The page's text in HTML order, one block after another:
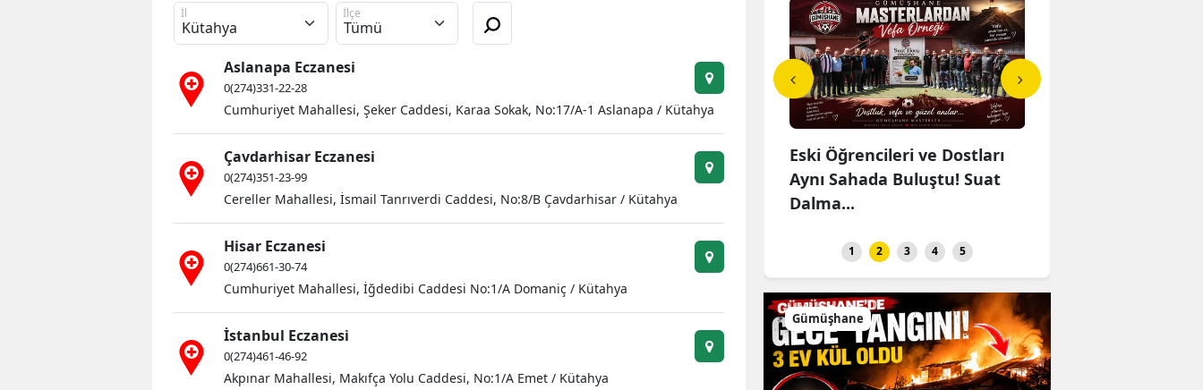
Bolu
Bursa
Çanakkale
Çorum
İl İlçe
Aslanapa Eczanesi
0(274)331-22-28
Cumhuriyet Mahallesi, Şeker Caddesi, Karaa Sokak, No:17/A-1 Aslanapa / Kütahya
Çavdarhisar Eczanesi
0(274)351-23-99
Cereller Mahallesi, İsmail Tanrıverdi Caddesi, No:8/B Çavdarhisar / Kütahya
Hisar Eczanesi
0(274)661-30-74
Cumhuriyet Mahallesi, İğdedibi Caddesi No:1/A Domaniç / Kütahya
İstanbul Eczanesi
0(274)461-46-92
Akpınar Mahallesi, Makıfça Yolu Caddesi, No:1/A Emet / Kütahya
Eski Öğrencileri ve Dostları
Dalma...
MHP'li Musa Küçük'ten
TBMM'de Çocuk Hakları ve
Rehabilitasyo...
Eski Öğrencileri ve Dostları
Aynı Sahada Buluştu! Suat
Dalma...
1 2 3 4 5
Gümüşhane